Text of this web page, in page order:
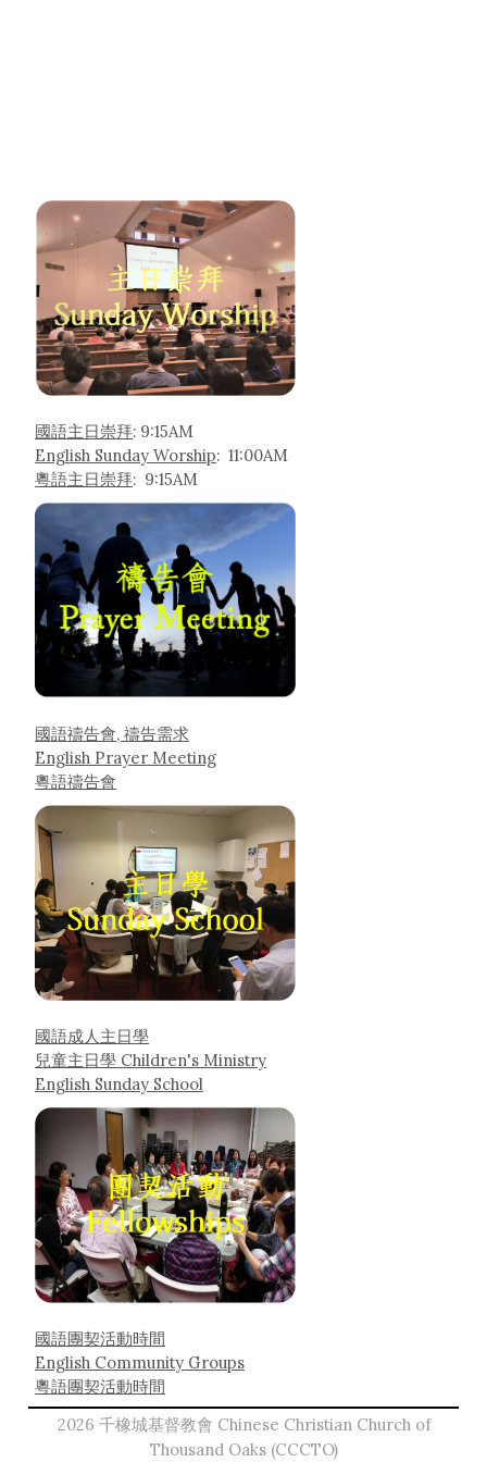
國語主日崇拜: 9:15AM
English Sunday Worship: 11:00AM
粵語主日崇拜: 9:15AM
國語禱告會, 禱告需求
English Prayer Meeting
粵語禱告會
國語成人主日學
兒童主日學 Children's Ministry
English Sunday School
國語團契活動時間
English Community Groups
粵語團契活動時間
2026 千橡城基督教會 Chinese Christian Church of
Thousand Oaks (CCCTO)